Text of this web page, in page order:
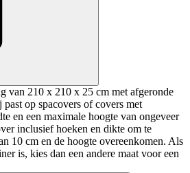
van 210 x 210 x 25 cm met afgeronde
op spacovers of covers met
en een maximale hoogte van ongeveer
inclusief hoeken en dikte om te
10 cm en de hoogte overeenkomen. Als
is, kies dan een andere maat voor een